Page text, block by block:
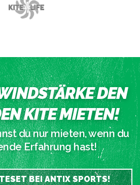
DEN
KITE MIETEN!
du nur mieten, wenn du
Erfahrung hast!
BEI ANTIX SPORTS!